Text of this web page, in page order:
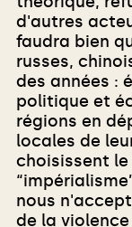
d'autres
faudra bien
russes,
des années :
politique et
régions en
locales de
choisissent le
nous
de la